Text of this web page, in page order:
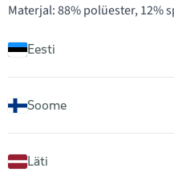
Materjal: 88% polüester, 12%
Eesti
Soome
Läti